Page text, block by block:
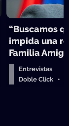
“Buscamos
impida una
Familia
Entrevistas
Doble Click •